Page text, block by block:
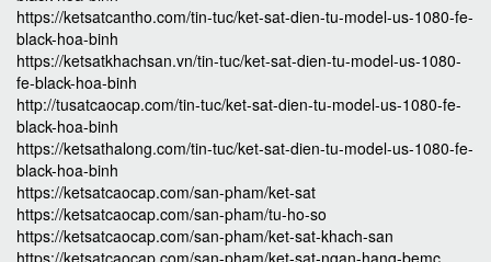
https://ketsatcantho.com/tin-tuc/ket-sat-dien-tu-model-us-1080-fe-
black-hoa-binh
https://ketsatkhachsan.vn/tin-tuc/ket-sat-dien-tu-model-us-1080-
fe-black-hoa-binh
http://tusatcaocap.com/tin-tuc/ket-sat-dien-tu-model-us-1080-fe-
black-hoa-binh
https://ketsathalong.com/tin-tuc/ket-sat-dien-tu-model-us-1080-fe-
black-hoa-binh
https://ketsatcaocap.com/san-pham/ket-sat
https://ketsatcaocap.com/san-pham/tu-ho-so
https://ketsatcaocap.com/san-pham/ket-sat-khach-san
https://ketsatcaocap.com/san-pham/ket-sat-ngan-hang-bemc